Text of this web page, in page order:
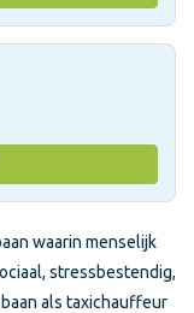
waarin menselijk
stressbestendig,
als taxichauffeur